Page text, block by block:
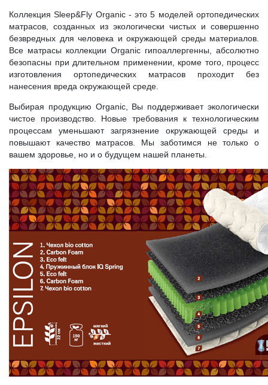
Коллекция Sleep&Fly Organic - это 5 моделей ортопедических
матрасов, созданных из экологически чистых и совершенно
безвредных для человека и окружающей среды материалов.
Все матрасы коллекции Organic гипоаллергенны, абсолютно
безопасны при длительном применении, кроме того, процесс
изготовления ортопедических матрасов проходит без
нанесения вреда окружающей среде.
Выбирая продукцию Organic, Вы поддерживает экологически
чистое производство. Новые требования к технологическим
процессам уменьшают загрязнение окружающей среды и
повышают качество матрасов. Мы заботимся не только о
вашем здоровье, но и о будущем нашей планеты.